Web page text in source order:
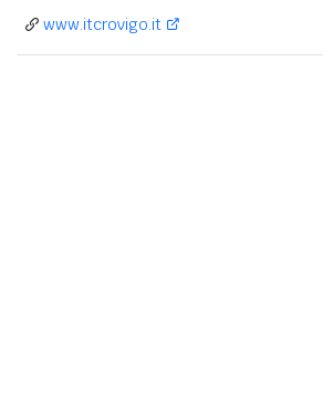
www.itcrovigo.it